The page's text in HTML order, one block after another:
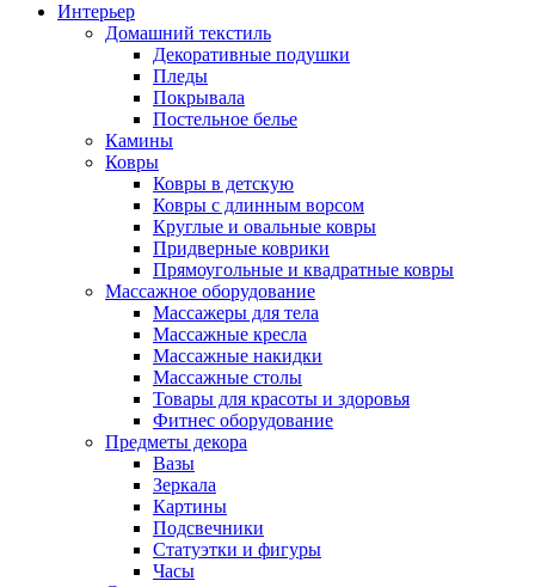
Интерьер
Домашний текстиль
Декоративные подушки
Пледы
Покрывала
Постельное белье
Камины
Ковры
Ковры в детскую
Ковры с длинным ворсом
Круглые и овальные ковры
Придверные коврики
Прямоугольные и квадратные ковры
Массажное оборудование
Массажеры для тела
Массажные кресла
Массажные накидки
Массажные столы
Товары для красоты и здоровья
Фитнес оборудование
Предметы декора
Вазы
Зеркала
Картины
Подсвечники
Статуэтки и фигуры
Часы